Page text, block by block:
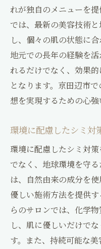
れが独自のメニューを
では、最新の美容技術
し、個々の肌の状態に
地元での長年の経験を
れるだけでなく、効果
となります。京田辺市
想を実現するための心強
環境に配慮したシミ対
環境に配慮したシミ対
でなく、地球環境を守
は、自然由来の成分を
優しい施術方法を提供
らのサロンでは、化学
し、肌に優しいだけで
す。また、持続可能な